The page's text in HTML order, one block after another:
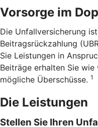
Vorsorge im
Die Unfallversicherung
Beitragsrückzahlung
Sie Leistungen in
Beiträge erhalten Sie
mögliche Überschüsse. 1
Die Leistungen
Stellen Sie Ihren